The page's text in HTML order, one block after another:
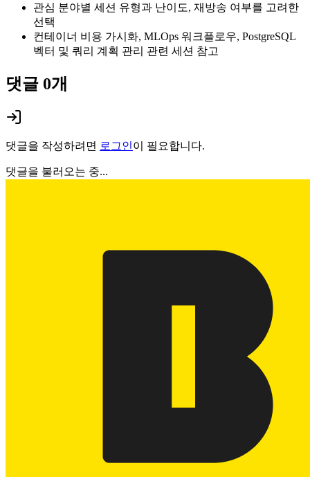
관심 분야별 세션 유형과 난이도, 재방송 여부를 고려한
선택
컨테이너 비용 가시화, MLOps 워크플로우, PostgreSQL
벡터 및 쿼리 계획 관리 관련 세션 참고
댓글 0개
댓글을 작성하려면 로그인이 필요합니다.
댓글을 불러오는 중...